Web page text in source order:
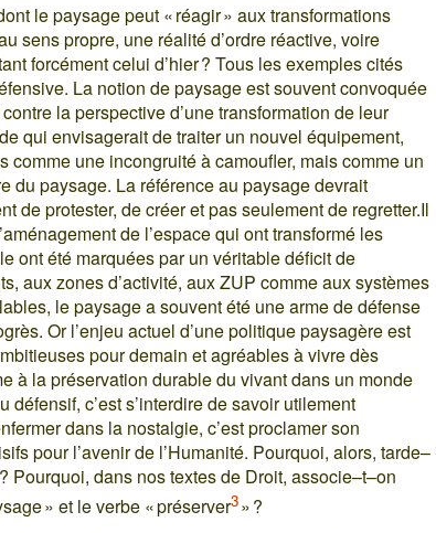
le paysage peut « réagir » aux transformations
sens propre, une réalité d’ordre réactive, voire
forcément celui d’hier ? Tous les exemples cités
La notion de paysage est souvent convoquée
la perspective d’une transformation de leur
qui envisagerait de traiter un nouvel équipement,
comme une incongruité à camoufler, mais comme un
du paysage. La référence au paysage devrait
de protester, de créer et pas seulement de regretter.Il
de l’espace qui ont transformé les
ont été marquées par un véritable déficit de
aux zones d’activité, aux ZUP comme aux systèmes
le paysage a souvent été une arme de défense
Or l’enjeu actuel d’une politique paysagère est
pour demain et agréables à vivre dès
à la préservation durable du vivant dans un monde
défensif, c’est s’interdire de savoir utilement
dans la nostalgie, c’est proclamer son
pour l’avenir de l’Humanité. Pourquoi, alors, tarde–
Pourquoi, dans nos textes de Droit, associe–t–on
» et le verbe « préserver3» ?